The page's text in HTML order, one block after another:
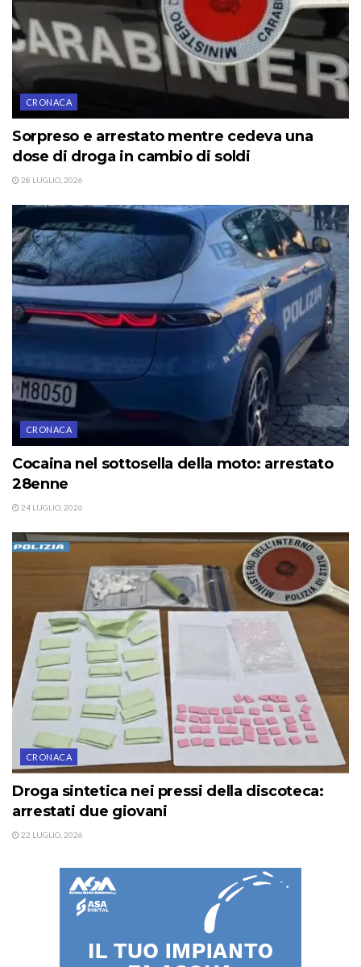
CRONACA
Sorpreso e arrestato mentre cedeva una
dose di droga in cambio di soldi
28 LUGLIO, 2026
CRONACA
Cocaina nel sottosella della moto: arrestato
28enne
24 LUGLIO, 2026
CRONACA
Droga sintetica nei pressi della discoteca:
arrestati due giovani
22 LUGLIO, 2026